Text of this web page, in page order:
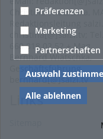
Präferenzen
Marketing
Partnerschaften
Auswahl
Alle ablehnen
Christina Wiatschka, MA,
Redaktionsleitung
christina[@]salzi.tv; Tel.
660 818 02 52 + Mag.
Bernhard Wiatschka,
Geschäftsführung
bernhard[@]salzi.tv
Links